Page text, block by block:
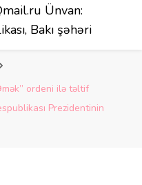
Ünvan:
Bakı şəhəri
ordeni ilə təltif
Prezidentinin